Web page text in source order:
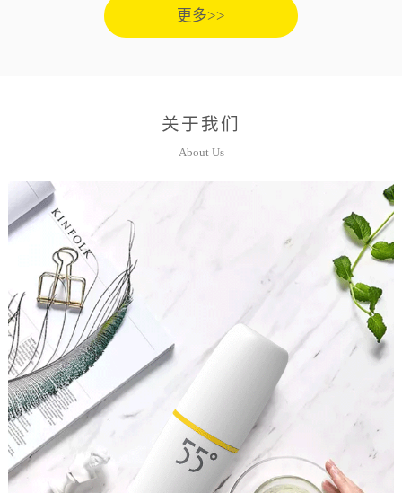
更多>>
关于我们
About Us